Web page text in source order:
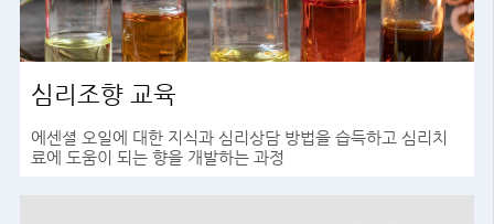
심리조향 교육
에센셜 오일에 대한 지식과 심리상담 방법을 습득하고 심리치
료에 도움이 되는 향을 개발하는 과정